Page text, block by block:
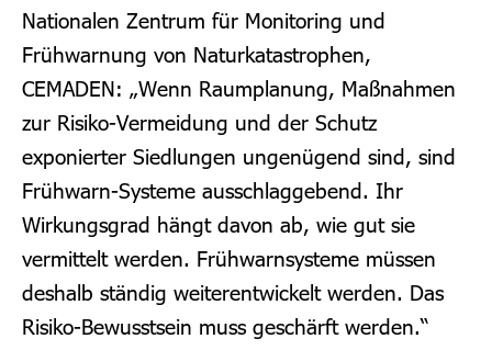
Nationalen Zentrum für Monitoring und
Frühwarnung von Naturkatastrophen,
CEMADEN: „Wenn Raumplanung, Maßnahmen
zur Risiko-Vermeidung und der Schutz
exponierter Siedlungen ungenügend sind, sind
Frühwarn-Systeme ausschlaggebend. Ihr
Wirkungsgrad hängt davon ab, wie gut sie
vermittelt werden. Frühwarnsysteme müssen
deshalb ständig weiterentwickelt werden. Das
Risiko-Bewusstsein muss geschärft werden.“